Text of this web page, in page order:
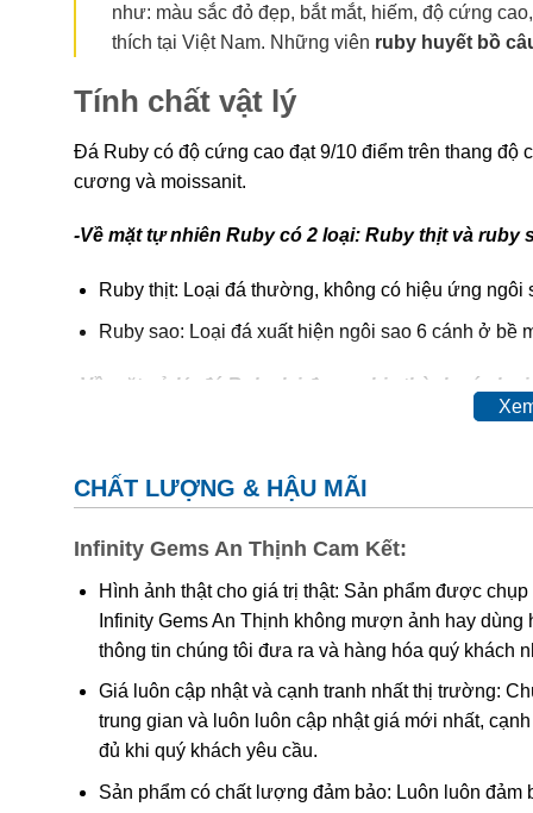
như: màu sắc đỏ đẹp, bắt mắt, hiếm, độ cứng
thích tại Việt Nam. Những viên ruby huyết bồ
Tính chất vật lý
Đá Ruby có độ cứng cao đạt 9/10 điểm trên thang
cương và moissanit.
-Về mặt tự nhiên Ruby có 2 loại: Ruby thịt và ruby
Ruby thịt: Loại đá thường, không có hiệu ứng ngôi
Ruby sao: Loại đá xuất hiện ngôi sao 6 cánh ở bề
-Về mặt xử lý, đá Ruby lại được chia thành các loại
Ruby được xử lý nhiệt (Ruby nung):
bóng.
Đá ruby phủ thủy tinh:Đá ruby sau khi khai thác
tinh len vào các khe nứt giúp tăng độ bóng và màu
Ruby nhuộm:đá ruby được khai thác tự nhiên
nhuộm.
Ruby nhân tạo:Ruby được tạo ra từ phòng thí
Ruby giả: là loại được chế tác từ nhựa, thủy tinh
CHẤT LƯỢNG & HẬU MÃI
Infinity Gems An Thịnh Cam Kết:
Hình ảnh thật cho giá trị thật: Sản phẩm được
Infinity Gems An Thịnh không mượn ảnh hay
thông tin chúng tôi đưa ra và hàng hóa quý khách
Giá luôn cập nhật và cạnh tranh nhất thị trường:
trung gian và luôn luôn cập nhật giá mới nhất,
đủ khi quý khách yêu cầu.
Sản phẩm có chất lượng đảm bảo: Luôn luôn